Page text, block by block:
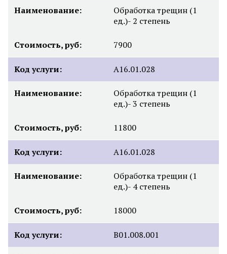
Наименование:
Обработка трещин (1
ед.)- 2 степень
Стоимость, руб: 7900
Код услуги: А16.01.028
Наименование:
Обработка трещин (1
ед.)- 3 степень
Стоимость, руб: 11800
Код услуги: А16.01.028
Наименование:
Обработка трещин (1
ед.)- 4 степень
Стоимость, руб: 18000
Код услуги: В01.008.001